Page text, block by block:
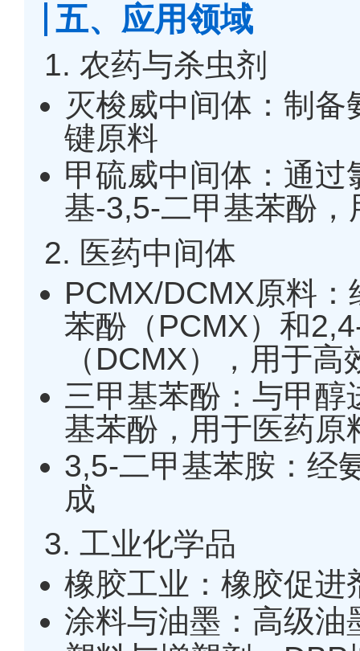
五、应用领域
1. 农药与杀虫剂
灭梭威中间体：制
键原料
甲硫威中间体：通
基-3,5-二甲基苯酚
2. 医药中间体
PCMX/DCMX原料
苯酚（PCMX）和
（DCMX），用于
三甲基苯酚：与甲
基苯酚，用于医药原
3,5-二甲基苯胺：经
成
3. 工业化学品
橡胶工业：橡胶促进
涂料与油墨：高级油